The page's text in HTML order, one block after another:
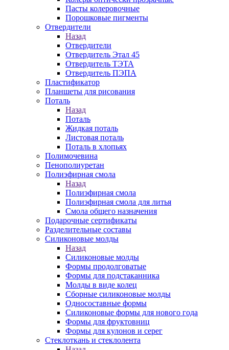
Пасты колеровочные
Порошковые пигменты
Отвердители
Назад
Отвердители
Отвердитель Этал 45
Отвердитель ТЭТА
Отвердитель ПЭПА
Пластификатор
Планшеты для рисования
Поталь
Назад
Поталь
Жидкая поталь
Листовая поталь
Поталь в хлопьях
Полимочевина
Пенополиуретан
Полиэфирная смола
Назад
Полиэфирная смола
Полиэфирная смола для литья
Смола общего назначения
Подарочные сертификаты
Разделительные составы
Силиконовые молды
Назад
Силиконовые молды
Формы продолговатые
Формы для подстаканника
Молды в виде колец
Сборные силиконовые молды
Односоставные формы
Силиконовые формы для нового года
Формы для фруктовниц
Формы для кулонов и серег
Стеклоткань и стеклолента